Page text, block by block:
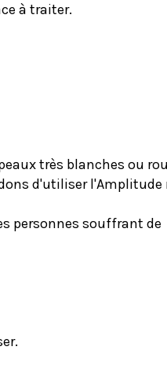
à traiter.
très blanches ou
d'utiliser l'Amplitude
personnes souffrant de